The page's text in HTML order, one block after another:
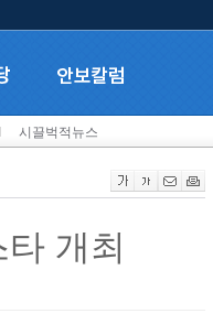
시끌벅적뉴스
개최